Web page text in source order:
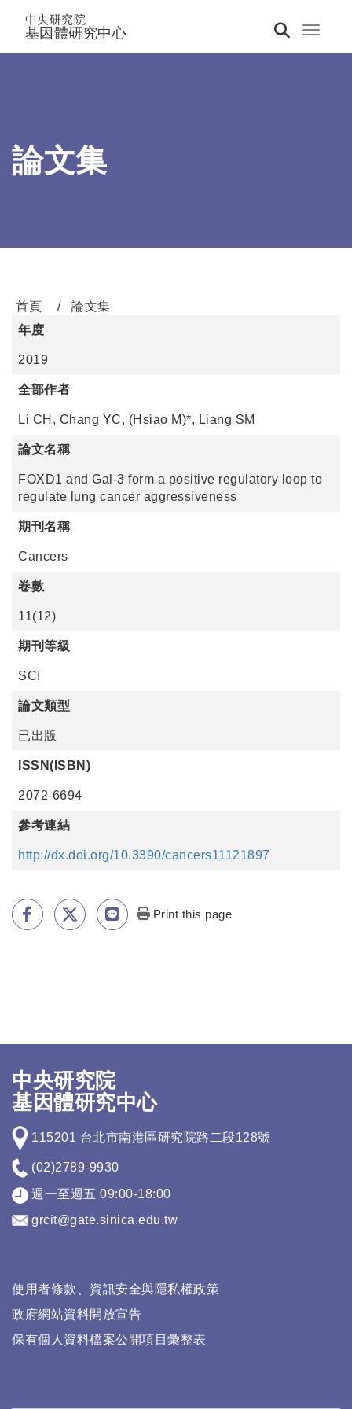
Toggle
中央研究院
基因體研究中心
論文集
首頁
論文集
年度
2019
全部作者
Li CH, Chang YC, (Hsiao M)*, Liang SM
論文名稱
FOXD1 and Gal-3 form a positive regulatory loop to
regulate lung cancer aggressiveness
期刊名稱
Cancers
卷數
11(12)
期刊等級
SCI
論文類型
已出版
ISSN(ISBN)
2072-6694
參考連結
http://dx.doi.org/10.3390/cancers11121897
Print this page
中央研究院
基因體研究中心
115201 台北市南港區研究院路二段128號
(02)2789-9930
週一至週五 09:00-18:00
grcit@gate.sinica.edu.tw
使用者條款、資訊安全與隱私權政策
政府網站資料開放宣告
保有個人資料檔案公開項目彙整表